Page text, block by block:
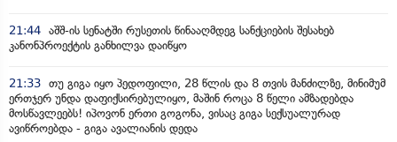
21:44 აშშ-ის სენატში რუსეთის წინააღმდეგ სანქციების შესახებ
კანონპროექტის განხილვა დაიწყო
21:33 თუ გიგა იყო პედოფილი, 28 წლის და 8 თვის მანძილზე, მინიმუმ
ერთჯერ უნდა დაფიქსირებულიყო, მაშინ როცა 8 წელი ამზადებდა
მოსწავლეებს! იპოვონ ერთი გოგონა, ვისაც გიგა სექსუალურად
ავიწროებდა - გიგა ავალიანის დედა